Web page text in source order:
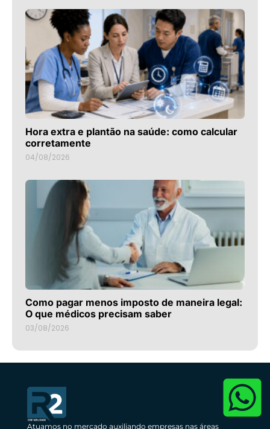
Hora extra e plantão na saúde: como calcular
corretamente
04/08/2026
Como pagar menos imposto de maneira legal:
O que médicos precisam saber
03/08/2026
Atuamos no mercado auxiliando empresas nas áreas